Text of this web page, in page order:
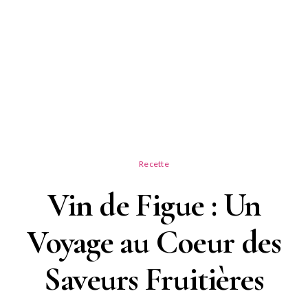
Recette
Vin de Figue : Un
Voyage au Coeur des
Saveurs Fruitières